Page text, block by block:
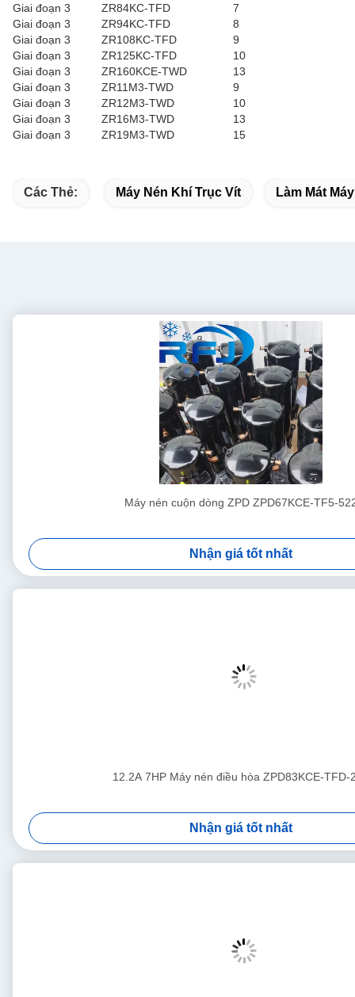
Giai đoạn 3 ZR84KC-TFD
7
Giai đoạn 3
ZR94KC-TFD
8
Giai đoạn 3
ZR108KC-TFD
9
Giai đoạn 3
ZR125KC-TFD
10
Giai đoạn 3
ZR160KCE-TWD
13
Giai đoạn 3
ZR11M3-TWD
9
Giai đoạn 3
ZR12M3-TWD
10
Giai đoạn 3
ZR16M3-TWD
13
Giai đoạn 3
ZR19M3-TWD 15
Các Thẻ: Máy Nén Khí Trục Vít Làm Mát
Máy nén cuộn dòng ZPD ZPD67KCE-TF5-
Nhận giá tốt nhất
12.2A 7HP Máy nén điều hòa ZPD83KCE-TFD-
Nhận giá tốt nhất